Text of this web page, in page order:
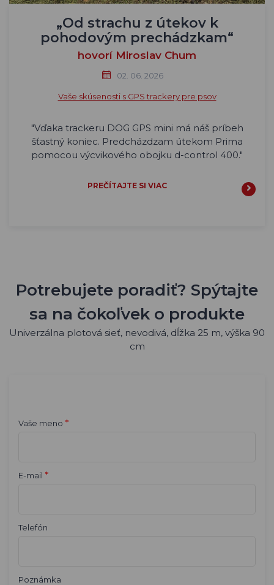
„Od strachu z útekov k
pohodovým prechádzkam“
hovorí Miroslav Chum
02. 06. 2026
Vaše skúsenosti s GPS trackery pre psov
"Vďaka trackeru DOG GPS mini má náš príbeh
šťastný koniec. Predcházdzam útekom Prima
pomocou výcvikového obojku d-control 400."
PREČÍTAJTE SI VIAC
Potrebujete poradiť? Spýtajte
sa na čokoľvek o produkte
Univerzálna plotová sieť, nevodivá, dĺžka 25 m, výška 90
cm
Vaše meno *
E-mail *
Telefón
Poznámka